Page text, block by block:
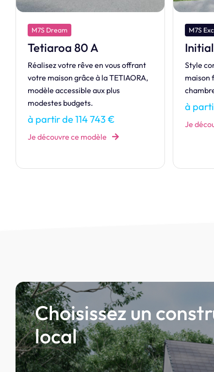
M7S Exclusive
Initiale
Style contemporain pour cette
maison familiale composée de trois
chambres à l'étage.
à partir de 137 968 €
Je découvre ce modèle
Choisissez un
local